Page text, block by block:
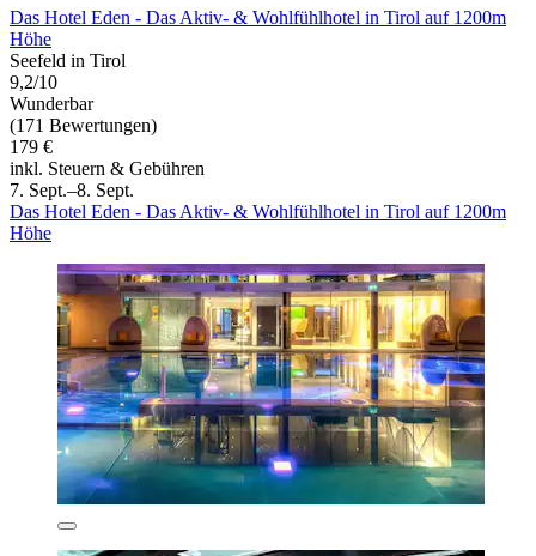
Das Hotel Eden - Das Aktiv- & Wohlfühlhotel in Tirol auf 1200m
Höhe
Seefeld in Tirol
9,2/10
Wunderbar
(171 Bewertungen)
179 €
inkl. Steuern & Gebühren
7. Sept.–8. Sept.
Das Hotel Eden - Das Aktiv- & Wohlfühlhotel in Tirol auf 1200m
Höhe